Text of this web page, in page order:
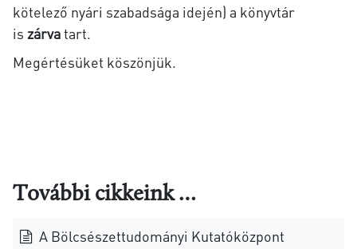
kötelező nyári szabadsága idején) a könyvtár
is zárvatart.
Megértésüket köszönjük.
További cikkeink …
A Bölcsészettudományi Kutatóközpont